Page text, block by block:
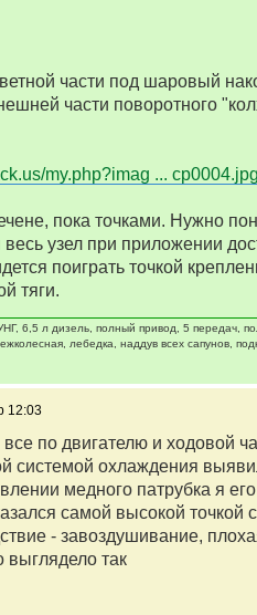
части под шаровый
части поворотного
my.php?imag ...
пока точками. Нужно
весь узел при приложении
поиграть точкой
тяги.
6,5 л дизель, полный привод, 5 передач,
лебедка, наддув всех сапунов,
12:03
все по двигателю и ходовой
системой охлаждения
медного патрубка я
самой высокой точкой
- завоздушивание,
выглядело так